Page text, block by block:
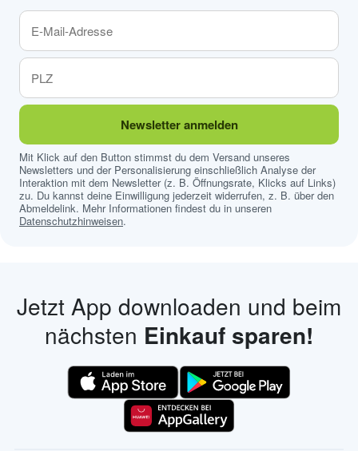
Newsletter anmelden
Mit Klick auf den Button stimmst du dem Versand unseres
Newsletters und der Personalisierung einschließlich Analyse der
Interaktion mit dem Newsletter (z. B. Öffnungsrate, Klicks auf Links)
zu. Du kannst deine Einwilligung jederzeit widerrufen, z. B. über den
Abmeldelink. Mehr Informationen findest du in unseren
Datenschutzhinweisen.
Jetzt App downloaden und beim
nächsten Einkauf sparen!